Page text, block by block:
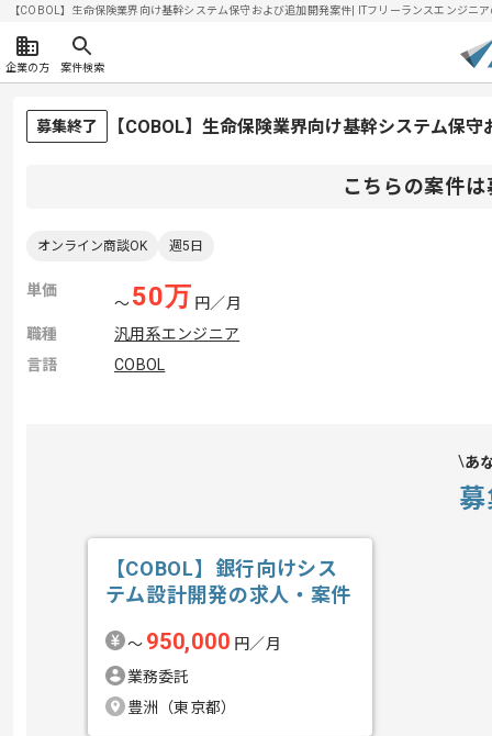
【COBOL】生命保険業界向け基幹システム保守および追加開発案件| ITフリーランスエンジ
企業の方 案件検索
募集終了 【COBOL】生命保険業界向け基幹システム保
こちらの案件
オンライン商談OK 週5日
単価
〜50万 円／月
職種
汎用系エンジニア
言語
COBOL
あ
【COBOL】銀行向けシス
テム設計開発の求人・案件
〜 950,000 円／月
業務委託
豊洲（東京都）